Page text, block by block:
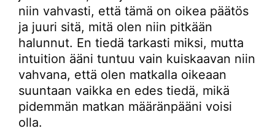
niin vahvasti, että tämä on oikea päätös
ja juuri sitä, mitä olen niin pitkään
halunnut. En tiedä tarkasti miksi, mutta
intuition ääni tuntuu vain kuiskaavan niin
vahvana, että olen matkalla oikeaan
suuntaan vaikka en edes tiedä, mikä
pidemmän matkan määränpääni voisi
olla.